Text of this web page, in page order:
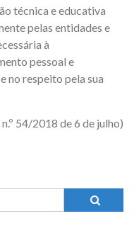
técnica e educativa
pelas entidades e
à
pessoal e
no respeito pela sua
54/2018 de 6 de julho)